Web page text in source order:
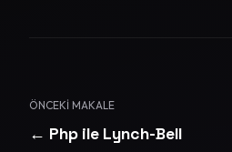
ÖNCEKI MAKALE
← Php ile Lynch-Bell